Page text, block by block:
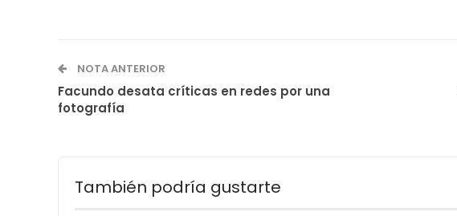
NOTA ANTERIOR
Facundo desata críticas en redes por una
fotografía
También podría gustarte